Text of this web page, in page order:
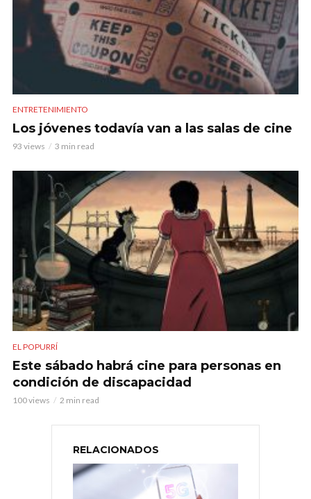
ENTRETENIMIENTO
Los jóvenes todavía van a las salas de cine
93 views 3 min read
EL POPURRÍ
Este sábado habrá cine para personas en
condición de discapacidad
100 views 2 min read
RELACIONADOS